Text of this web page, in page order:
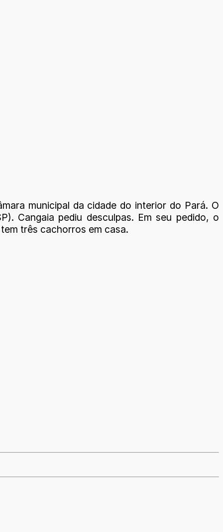
municipal da cidade do interior do Pará. O
Cangaia pediu desculpas. Em seu pedido, o
três cachorros em casa.